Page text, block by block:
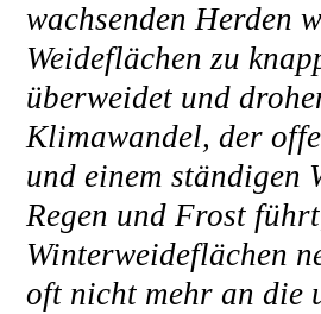
wachsenden Herden
Weideflächen zu
überweidet und
Klimawandel, der
und einem ständigen
Regen und Frost
Winterweideflächen
oft nicht mehr an die